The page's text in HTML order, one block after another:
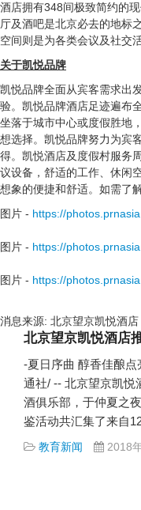
酒店拥有348间极致简约的
厅及酒吧是北京必去的地标
空间则是为各类会议及社交
关于凯悦品牌
凯悦品牌全面从宾客需求出
验。凯悦品牌酒店足迹遍布
坐落于城市中心或度假胜地
想选择。凯悦品牌努力为宾
得。凯悦酒店及度假村服务
议设备，舒适的工作、休闲
想象的便捷和舒适。如需了
图片 - https://
图片 - https://
图片 - https://
消息来源: 北京望京凯悦酒店
北京望京凯悦酒店
-夏日序曲 醇香佳酿点
通社/ -- 北京望京凯悦
酒俱乐部，于仲夏之
鉴活动共汇集了来自
教育新闻 2018